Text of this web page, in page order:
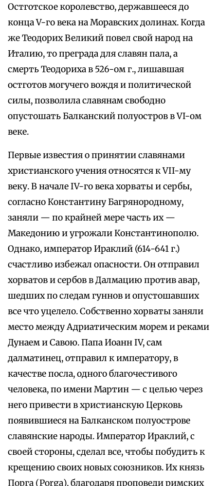
Остготское королевство, державшееся до
конца V-го века на Моравских долинах. Когда
же Теодорих Великий повел свой народ на
Италию, то преграда для славян пала, а
смерть Теодориха в 526-ом г., лишавшая
остготов могучего вождя и политической
силы, позволила славянам свободно
опустошать Балканский полуостров в VI-ом
веке.
Первые известия о принятии славянами
христианского учения относятся к VII-му
веку. В начале IV-го века хорваты и сербы,
согласно Константину Багрянородному,
заняли — по крайней мере часть их —
Македонию и угрожали Константинополю.
Однако, император Ираклий (614-641 г.)
счастливо избежал опасности. Он отправил
хорватов и сербов в Далмацию против авар,
шедших по следам гуннов и опустошавших
все что уцелело. Собственно хорваты заняли
место между Адриатическим морем и реками
Дунаем и Савою. Папа Иоанн IV, сам
далматинец, отправил к императору, в
качестве посла, одного благочестивого
человека, по имени Мартин — с целью через
него привести в христианскую Церковь
появившиеся на Балканском полуострове
славянские народы. Император Ираклий, с
своей стороны, сделал все, чтобы побудить к
крещению своих новых союзников. Их князь
Порга (Porga), благодаря проповеди римских